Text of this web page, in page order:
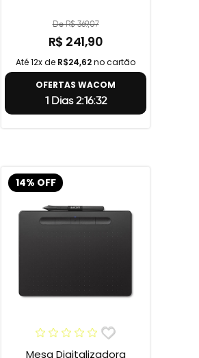
De R$ 369,07
R$ 241,90
Até 12x de R$24,62no cartão
OFERTAS WACOM
1 Dias 2:16:31
14% OFF
Mesa Digitalizadora